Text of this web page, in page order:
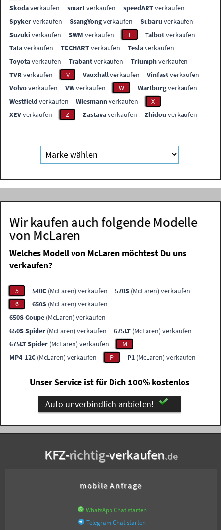
Skodaverkaufen smartverkaufen speedARTverkaufen
Spykerverkaufen SsangYongverkaufen Subaru verkaufen
Suzuki verkaufen SWM verkaufen T Talbotverkaufen
Tataverkaufen TECHARTverkaufen Teslaverkaufen
Toyotaverkaufen Trabantverkaufen Triumphverkaufen
TVR verkaufen V Vauxhallverkaufen Vinfastverkaufen
Volvoverkaufen VWverkaufen W Wartburgverkaufen
Westfieldverkaufen Wiesmannverkaufen
X
XEVverkaufen Z Zastavaverkaufen Zhidou verkaufen
Wir kaufen auch folgende Modelle
von McLaren
Welches Modell von McLaren möchtest Du uns
verkaufen?
5 540C (McLaren) verkaufen 570S (McLaren) verkaufen
6
650S (McLaren) verkaufen
650S Coupe (McLaren) verkaufen
650S Spider (McLaren) verkaufen 675LT (McLaren) verkaufen
675LT Spider (McLaren) verkaufen
M
MP4-12C (McLaren) verkaufen P P1 (McLaren) verkaufen
Unser Service ist für Dich 100% kostenlos
Auto unverbindlich anbieten!
KFZ-richtig-verkaufen.de
mobile Anfrage
WhatsApp Chat starten
Telegram Chat starten